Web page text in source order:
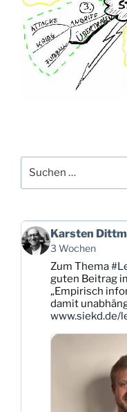
nach:
Beitrag
von
Karsten
Dittmann
Bluesky
ansehen
Karsten
3 Wochen
Zum Thema
guten Beitrag
„Empirisch
damit
www.siekd.de/